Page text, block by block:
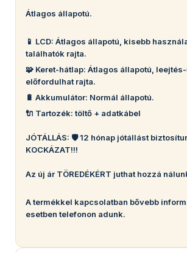
Átlagos állapotú.
📱 LCD: Átlagos állapotú, kisebb
találhatók rajta.
🧩 Keret-hátlap: Átlagos állapotú,
előfordulhat rajta.
🔋 Akkumulátor: Normál állapotú.
🔌 Tartozék: töltő + adatkábel
JÓTÁLLÁS: 🛡️ 12 hónap jótállást
KOCKÁZAT!!!
Az új ár TÖREDÉKÉRT juthat hozzá
A termékkel kapcsolatban bővebb
esetben telefonon adunk.